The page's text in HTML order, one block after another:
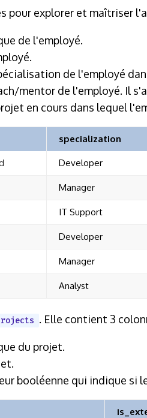
pour explorer et maîtriser
de l'employé.
de l'employé
mentor de l'employé. Il
en cours dans lequel
specialization
Developer
Manager
IT Support
Developer
Manager
Analyst
. Elle contient 3
du projet.
booléenne qui indique si